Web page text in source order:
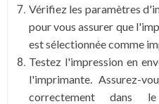
Vérifiez les paramètres
pour vous assurer que
est sélectionnée comme
Testez l'impression en
l'imprimante. Assurez-
correctement dans